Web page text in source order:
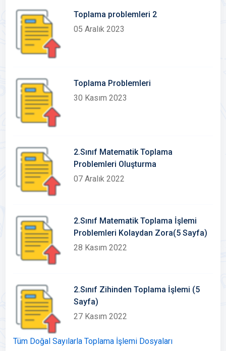
Toplama problemleri 2
05 Aralık 2023
Toplama Problemleri
30 Kasım 2023
2.Sınıf Matematik Toplama
Problemleri Oluşturma
07 Aralık 2022
2.Sınıf Matematik Toplama İşlemi
Problemleri Kolaydan Zora(5 Sayfa)
28 Kasım 2022
2.Sınıf Zihinden Toplama İşlemi (5
Sayfa)
27 Kasım 2022
Tüm Doğal Sayılarla Toplama İşlemi Dosyaları